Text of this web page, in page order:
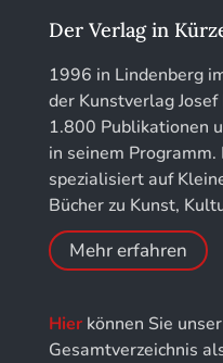
Jahresschriften der
für Chronometrie
Jahrbuch der
Gärten
Der Verlag in
1996 in Lindenberg
der Kunstverlag
1.800 Publikationen
in seinem
spezialisiert auf
Bücher zu Kunst,
Mehr erfahren
Hierkönnen Sie
Gesamtverzeichnis